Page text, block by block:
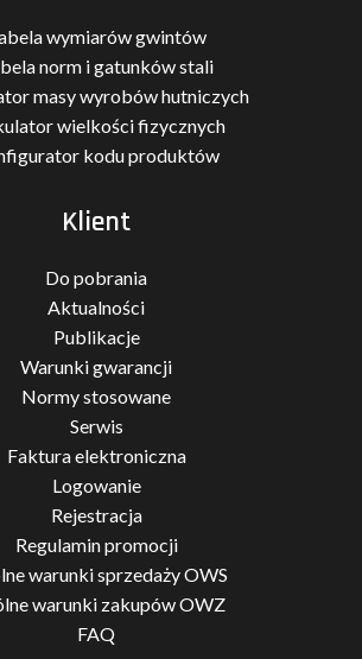
wymiarów gwintów
norm i gatunków stali
masy wyrobów hutniczych
wielkości fizycznych
kodu produktów
Klient
Do pobrania
Aktualności
Publikacje
Warunki gwarancji
Normy stosowane
Serwis
Faktura elektroniczna
Logowanie
Rejestracja
Regulamin promocji
warunki sprzedaży OWS
warunki zakupów OWZ
FAQ